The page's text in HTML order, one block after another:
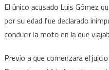
El único acusado Luis Gómez
por su edad fue declarado
conducir la moto en la que
Previo a que comenzara el